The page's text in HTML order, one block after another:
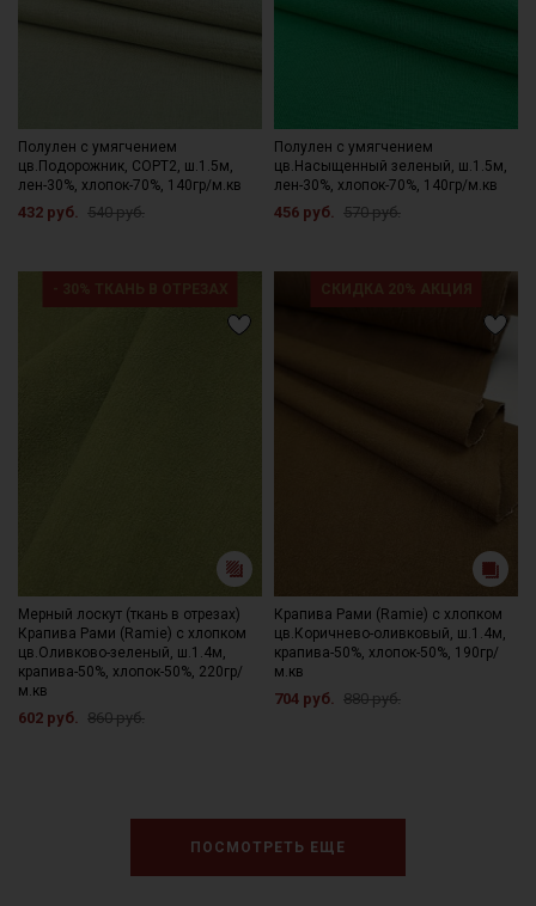
Полулен с умягчением
цв.Подорожник, СОРТ2, ш.1.5м,
лен-30%, хлопок-70%, 140гр/м.кв
432 руб. 540 руб.
Полулен с умягчением
цв.Насыщенный зеленый, ш.1.5м,
лен-30%, хлопок-70%, 140гр/м.кв
456 руб. 570 руб.
Мерный лоскут (ткань в отрезах)
Крапива Рами (Ramie) с хлопком
цв.Оливково-зеленый, ш.1.4м,
крапива-50%, хлопок-50%, 220гр/
м.кв
602 руб. 860 руб.
Крапива Рами (Ramie) с хлопком
цв.Коричнево-оливковый, ш.1.4м,
крапива-50%, хлопок-50%, 190гр/
м.кв
704 руб. 880 руб.
ПОСМОТРЕТЬ ЕЩЕ